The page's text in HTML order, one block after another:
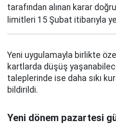
tarafından alınan karar
limitleri 15 Şubat itibarıyla
Yeni uygulamayla birlikte
kartlarda düşüş
taleplerinde ise daha sıkı
bildirildi.
Yeni dönem pazartesi